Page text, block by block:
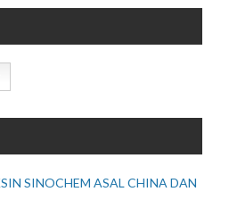
SINOCHEM ASAL CHINA DAN